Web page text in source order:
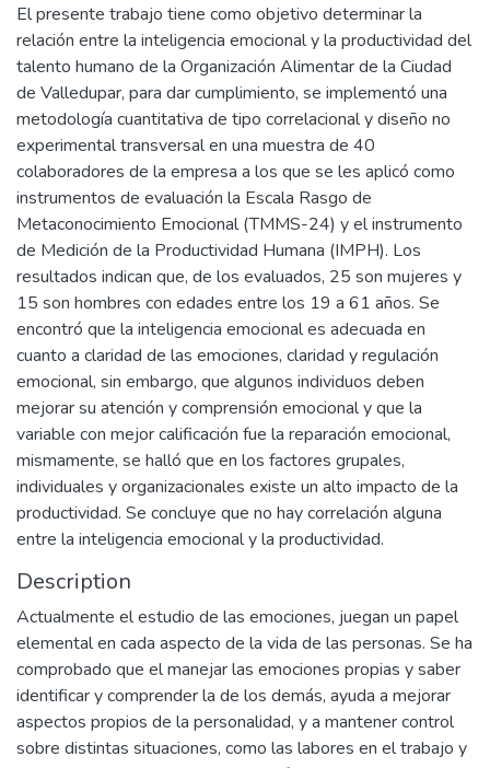
El presente trabajo tiene como objetivo determinar la
relación entre la inteligencia emocional y la productividad del
talento humano de la Organización Alimentar de la Ciudad
de Valledupar, para dar cumplimiento, se implementó una
metodología cuantitativa de tipo correlacional y diseño no
experimental transversal en una muestra de 40
colaboradores de la empresa a los que se les aplicó como
instrumentos de evaluación la Escala Rasgo de
Metaconocimiento Emocional (TMMS-24) y el instrumento
de Medición de la Productividad Humana (IMPH). Los
resultados indican que, de los evaluados, 25 son mujeres y
15 son hombres con edades entre los 19 a 61 años. Se
encontró que la inteligencia emocional es adecuada en
cuanto a claridad de las emociones, claridad y regulación
emocional, sin embargo, que algunos individuos deben
mejorar su atención y comprensión emocional y que la
variable con mejor calificación fue la reparación emocional,
mismamente, se halló que en los factores grupales,
individuales y organizacionales existe un alto impacto de la
productividad. Se concluye que no hay correlación alguna
entre la inteligencia emocional y la productividad.
Description
Actualmente el estudio de las emociones, juegan un papel
elemental en cada aspecto de la vida de las personas. Se ha
comprobado que el manejar las emociones propias y saber
identificar y comprender la de los demás, ayuda a mejorar
aspectos propios de la personalidad, y a mantener control
sobre distintas situaciones, como las labores en el trabajo y